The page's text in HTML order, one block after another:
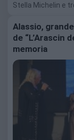
Stella Michelin e
Alassio,
de “L’Arascin
memoria